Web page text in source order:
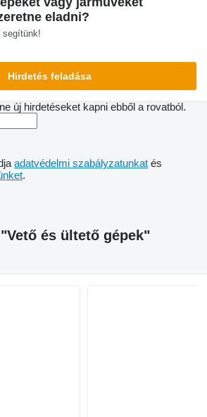
eladni?
segítünk!
Hirdetés feladása
új hirdetéseket kapni ebből a rovatból.
adatvédelmi szabályzatunkat és
.
és ültető gépek"